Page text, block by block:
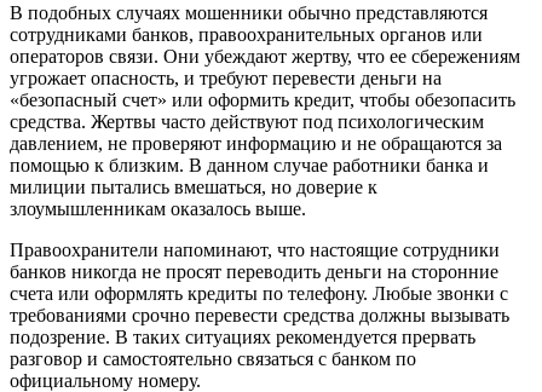
В подобных случаях мошенники обычно представляются
сотрудниками банков, правоохранительных органов или
операторов связи. Они убеждают жертву, что ее сбережениям
угрожает опасность, и требуют перевести деньги на
«безопасный счет» или оформить кредит, чтобы обезопасить
средства. Жертвы часто действуют под психологическим
давлением, не проверяют информацию и не обращаются за
помощью к близким. В данном случае работники банка и
милиции пытались вмешаться, но доверие к
злоумышленникам оказалось выше.
Правоохранители напоминают, что настоящие сотрудники
банков никогда не просят переводить деньги на сторонние
счета или оформлять кредиты по телефону. Любые звонки с
требованиями срочно перевести средства должны вызывать
подозрение. В таких ситуациях рекомендуется прервать
разговор и самостоятельно связаться с банком по
официальному номеру.